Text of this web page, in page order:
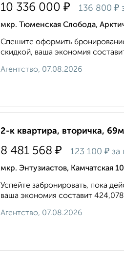
10 336 000 ₽ 136 800 ₽
мкр. Тюменская Слобода,
Спешите оформить
скидкой, ваша экономия
Агентство, 07.08.2026
2-к квартира, вторичка,
8 481 568 ₽ 123 100 ₽ за
мкр. Энтузиастов, Камчатская
Успейте забронировать, пока
ваша экономия составит
Агентство, 07.08.2026